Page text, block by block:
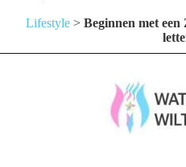
Lifestyle > Beginnen met